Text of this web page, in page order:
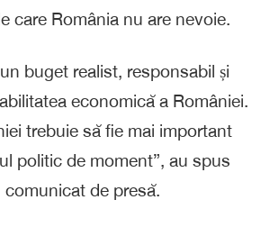
care România nu are nevoie.
buget realist, responsabil și
economică a României.
trebuie să fie mai important
politic de moment”, au spus
comunicat de presă.